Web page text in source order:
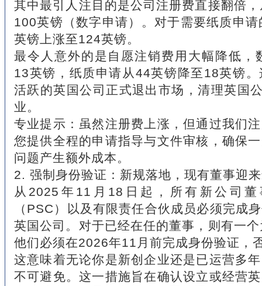
其中最引人注目的是公司注册费直接翻倍
100英镑（数字申请）。对于需要纸质申
英镑上涨至124英镑。
最令人意外的是自愿注销费用大幅降低，
13英镑，纸质申请从44英镑降至18英镑
活跃的英国公司正式退出市场，清理英国
业。
专业提示：虽然注册费上涨，但通过我们
您提供全程的申请指导与文件审核，确保
问题产生额外成本。
2. 强制身份验证：新规落地，现有董事迎
从2025年11月18日起，所有新公司
（PSC）以及有限责任合伙成员必须完成
英国公司。对于已经在任的董事，则有一
他们必须在2026年11月前完成身份验证，
这意味着无论你是新创企业还是已运营多
不可避免。这一措施旨在确认设立或经营